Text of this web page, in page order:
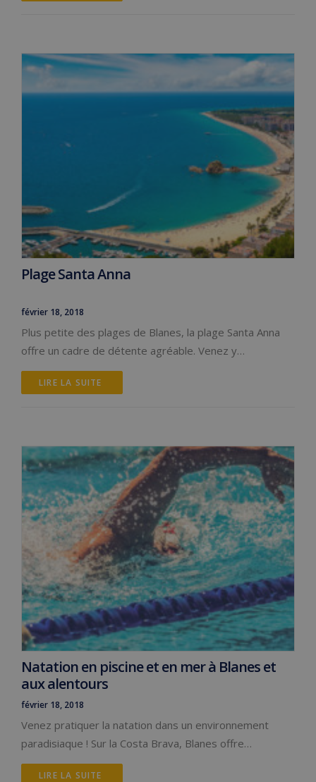
Plage Santa Anna
février 18, 2018
Plus petite des plages de Blanes, la plage Santa Anna
offre un cadre de détente agréable. Venez y…
LIRE LA SUITE
Natation en piscine et en mer à Blanes et
aux alentours
février 18, 2018
Venez pratiquer la natation dans un environnement
paradisiaque ! Sur la Costa Brava, Blanes offre…
LIRE LA SUITE